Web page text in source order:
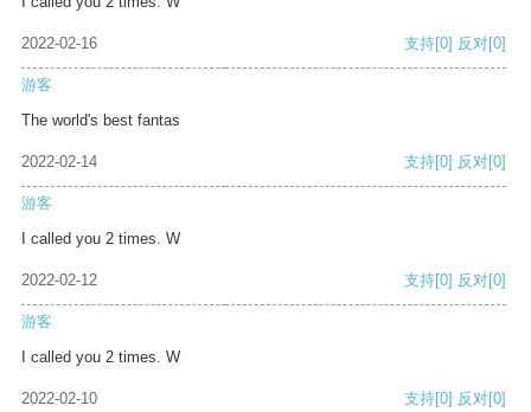
2022-02-16 支持[0] 反对[0]
游客
The world's best fantas
2022-02-14 支持[0] 反对[0]
游客
I called you 2 times. W
2022-02-12 支持[0] 反对[0]
游客
I called you 2 times. W
2022-02-10 支持[0] 反对[0]